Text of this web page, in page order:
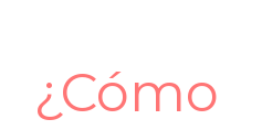
¿Cómo